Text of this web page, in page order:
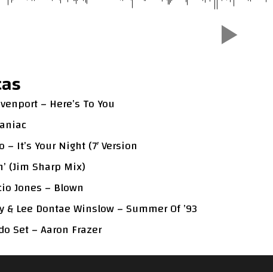
– Here’s To You
– It’s Your Night (7′ Version
(Jim Sharp Mix)
Jones – Blown
& Lee Dontae Winslow – Summer Of ’93
Set – Aaron Frazer